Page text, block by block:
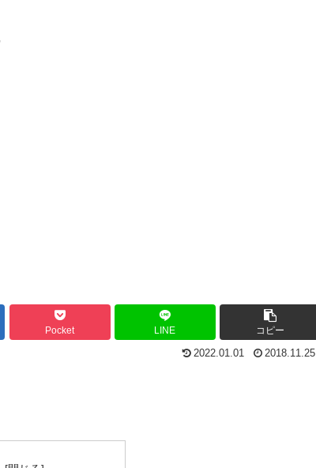
Pocket LINE コピー
2022.01.01 2018.11.25